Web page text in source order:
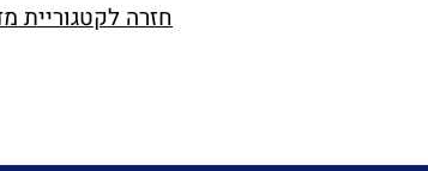
חזרה לקטגוריית